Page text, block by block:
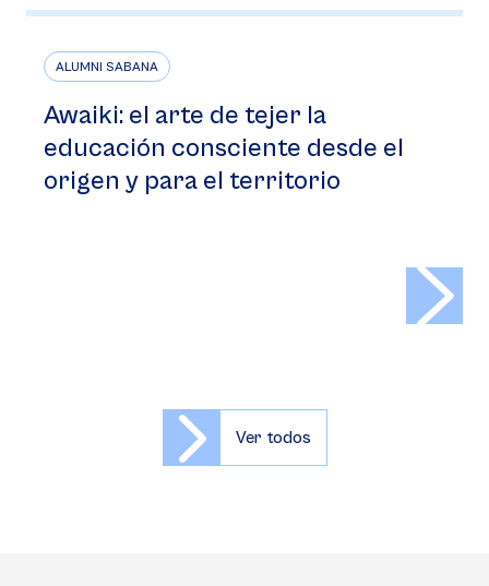
ALUMNI SABANA
Awaiki: el arte de tejer la
educación consciente desde el
origen y para el territorio
Ver todos